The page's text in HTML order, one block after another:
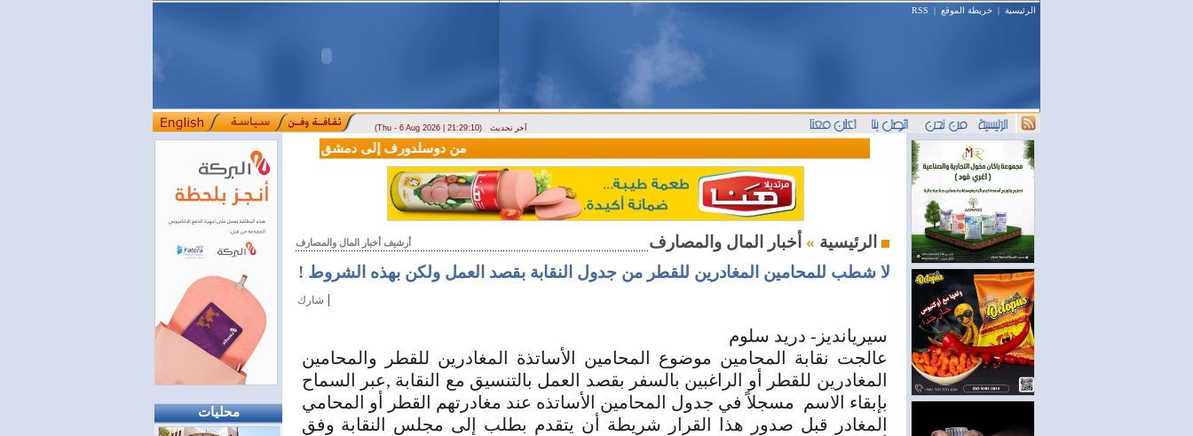
الرئيسية | خريطة الموقع |
RSS
(Thu - 6 Aug 2026 | 21:29:10) آخر تحديث
محليات
أرشيف أخبار المال والمصارف الرئيسية »
لا شطب للمحامين المغادرين للقطر من جدول النقابة بقصد العمل ولكن بهذه الشروط !
شارك |
سيريانديز- دريد سلوم
عالجت نقابة المحامين موضوع المحامين الأساتذة المغادرين للقطر والمحامين
المغادرين للقطر أو الراغبين بالسفر بقصد العمل بالتنسيق مع النقابة ,عبر السماح
بإبقاء الاسم مسجلاً في جدول المحامين الأساتذه عند مغادرتهم القطر أو المحامي
المغادر قبل صدور هذا القرار شريطة أن يتقدم بطلب إلى مجلس النقابة وفق